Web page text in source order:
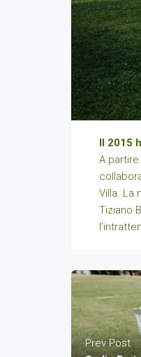
Il 2015
A
Villa. La
Tiziano
Prev Post